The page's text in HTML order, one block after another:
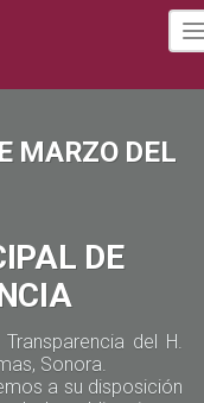
MARZO DEL
DE
del H.
Sonora.
a su disposición